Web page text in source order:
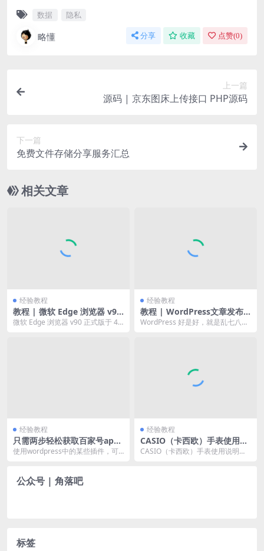
数据 隐私
略懂 分享 收藏 点赞(0)
上一篇
源码 | 京东图床上传接口 PHP源码
下一篇
免费文件存储分享服务汇总
相关文章
经验教程
教程 | 微软 Edge 浏览器 v90
版本如何在工具栏显示下载按
微软 Edge 浏览器 v90 正式版于 4
经验教程
教程 | WordPress文章发布
时间相差8小时解决方法
WordPress 好是好，就是乱七八糟
经验教程
只需两步轻松获取百家号appi
d和apptoken
使用wordpress中的某些插件，可
经验教程
CASIO（卡西欧）手表使用说
明书下载
CASIO（卡西欧）手表使用说明书
公众号 | 角落吧
标签